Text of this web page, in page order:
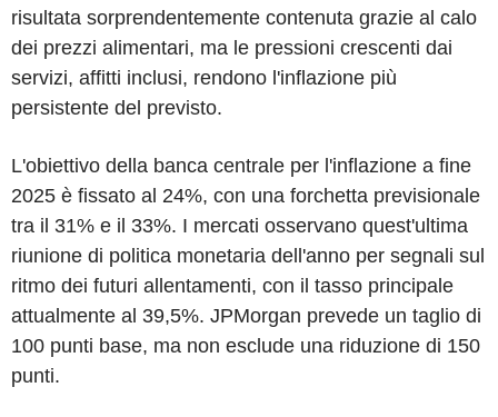
risultata sorprendentemente contenuta grazie al calo
dei prezzi alimentari, ma le pressioni crescenti dai
servizi, affitti inclusi, rendono l'inflazione più
persistente del previsto.
L'obiettivo della banca centrale per l'inflazione a fine
2025 è fissato al 24%, con una forchetta previsionale
tra il 31% e il 33%. I mercati osservano quest'ultima
riunione di politica monetaria dell'anno per segnali sul
ritmo dei futuri allentamenti, con il tasso principale
attualmente al 39,5%. JPMorgan prevede un taglio di
100 punti base, ma non esclude una riduzione di 150
punti.